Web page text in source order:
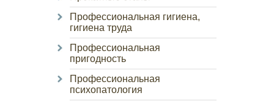
Профессиональная гигиена,
гигиена труда
Профессиональная
пригодность
Профессиональная
психопатология